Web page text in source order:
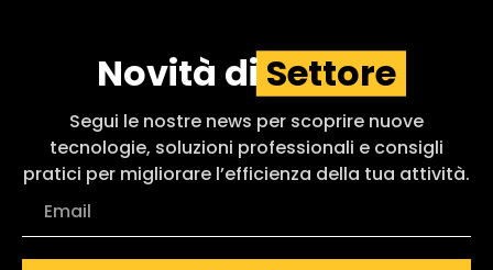
Novità di Settore
Segui le nostre news per scoprire nuove
tecnologie, soluzioni professionali e consigli
pratici per migliorare l’efficienza della tua attività.